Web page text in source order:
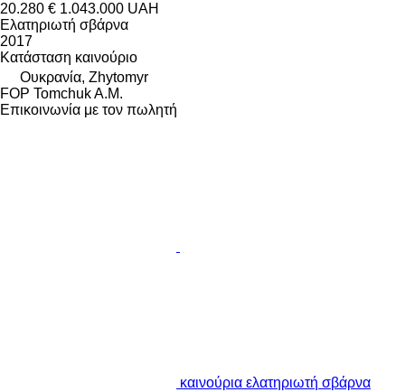
20.280 € 1.043.000 UAH
Ελατηριωτή σβάρνα
2017
Κατάσταση καινούριο
Ουκρανία, Zhytomyr
FOP Tomchuk A.M.
Επικοινωνία με τον πωλητή
καινούρια ελατηριωτή σβάρνα